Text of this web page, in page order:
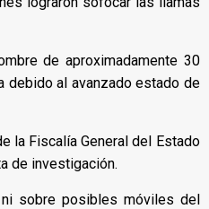
de aproximadamente 30
debido al avanzado estado de
la Fiscalía General del Estado
de investigación.
sobre posibles móviles del